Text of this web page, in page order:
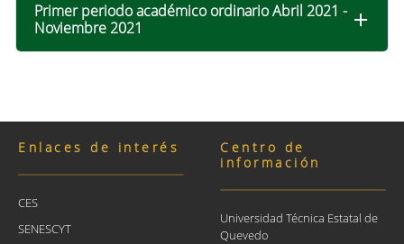
Primer periodo académico ordinario Abril 2021 -
Noviembre 2021
Enlaces de interés
CES
SENESCYT
Centro de
información
Universidad Técnica Estatal de
Quevedo